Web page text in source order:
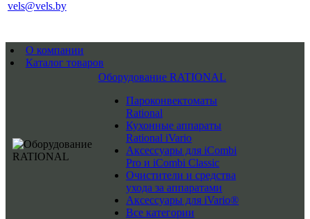
vels@vels.by
О компании
Каталог товаров
Оборудование RATIONAL
Пароконвектоматы
Rational
Кухонные аппараты
Rational iVario
Аксессуары для iCombi
Pro и iCombi Classic
Очистители и средства
ухода за аппаратами
Аксессуары для iVario®
Все категории